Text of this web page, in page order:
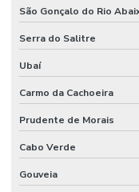
Terceirização de mão de
Terceirização de mão de
Terceirização de
São Gonçalo do Rio
Serra do Salitre
Ubaí
Carmo da Cachoeira
Prudente de Morais
Cabo Verde
Gouveia